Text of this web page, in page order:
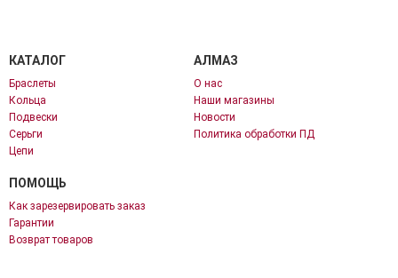
КАТАЛОГ
Браслеты
Кольца
Подвески
Серьги
Цепи
АЛМАЗ
О нас
Наши магазины
Новости
Политика обработки ПД
ПОМОЩЬ
Как зарезервировать заказ
Гарантии
Возврат товаров